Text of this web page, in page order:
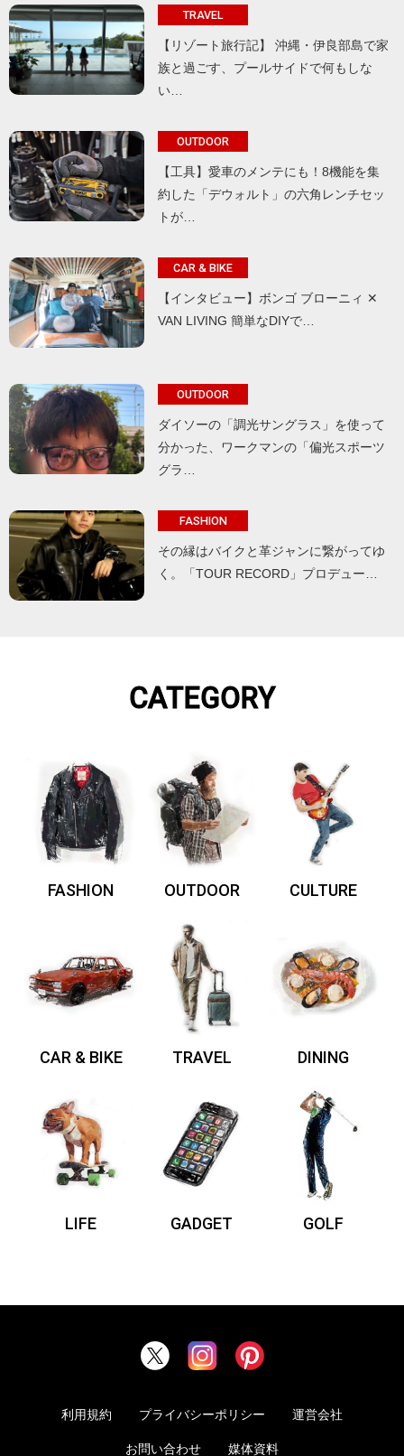
TRAVEL
【リゾート旅行記】 沖縄・伊良部島で家
族と過ごす、プールサイドで何もしな
い…
OUTDOOR
【工具】愛車のメンテにも！8機能を集
約した「デウォルト」の六角レンチセッ
トが…
CAR & BIKE
【インタビュー】ボンゴ ブローニィ ✕
VAN LIVING 簡単なDIYで…
OUTDOOR
ダイソーの「調光サングラス」を使って
分かった、ワークマンの「偏光スポーツ
グラ…
FASHION
その縁はバイクと革ジャンに繋がってゆ
く。「TOUR RECORD」プロデュー…
CATEGORY
FASHION OUTDOOR CULTURE
CAR & BIKE TRAVEL DINING
LIFE GADGET GOLF
利用規約 プライバシーポリシー 運営会社
お問い合わせ 媒体資料